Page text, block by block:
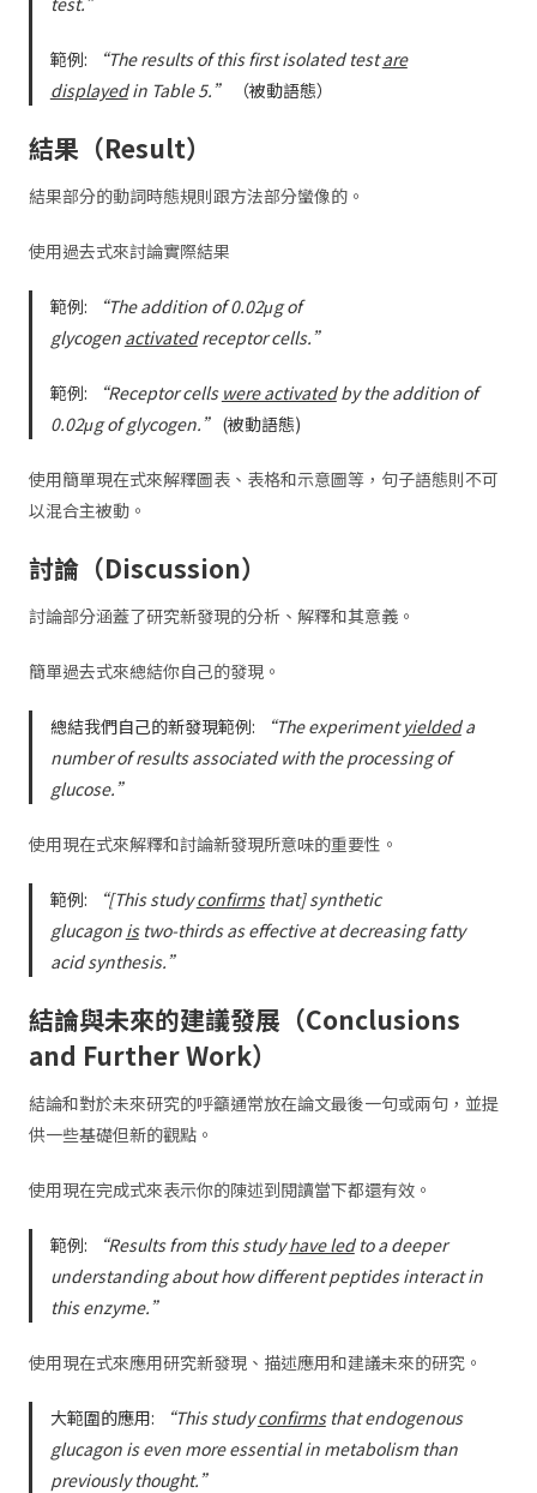
範例: “The results of this first isolated testare
displayedin Table 5.” （被動語態）
結果（Result）
結果部分的動詞時態規則跟方法部分蠻像的。
使用過去式來討論實際結果
範例:
“The addition of 0.02μg of
glycogen activatedreceptor cells.”
範例: “Receptor cells were activatedby the addition of
0.02μg of glycogen.” (被動語態)
使用簡單現在式來解釋圖表、表格和示意圖等，句子語態則不可
以混合主被動。
討論（Discussion）
討論部分涵蓋了研究新發現的分析、解釋和其意義。
簡單過去式來總結你自己的發現。
總結我們自己的新發現範例: “The experimentyieldeda
number of results associated with the processing of
glucose.”
使用現在式來解釋和討論新發現所意味的重要性。
範例: “[This studyconfirmsthat] synthetic
glucagon istwo-thirds as effective at decreasing fatty
acid synthesis.”
結論與未來的建議發展（Conclusions
and Further Work）
結論和對於未來研究的呼籲通常放在論文最後一句或兩句，並提
供一些基礎但新的觀點。
使用現在完成式來表示你的陳述到閱讀當下都還有效。
範例: “Results from this studyhave ledto a deeper
understanding about how different peptides interact in
this enzyme.”
使用現在式來應用研究新發現、描述應用和建議未來的研究。
大範圍的應用: “This studyconfirmsthat endogenous
glucagon is even more essential in metabolism than
previously thought.”